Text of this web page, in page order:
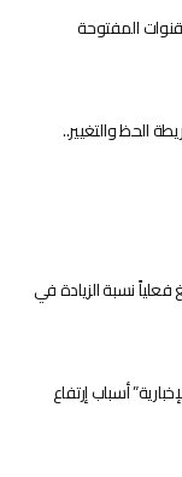
المفتوحة
نسبة الزيادة في
أسباب إرتفاع